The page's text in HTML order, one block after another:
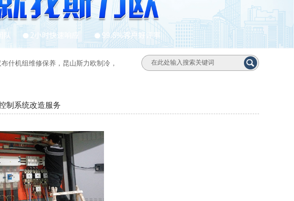
什机组维修保养，昆山斯力欧制冷，
制系统改造服务